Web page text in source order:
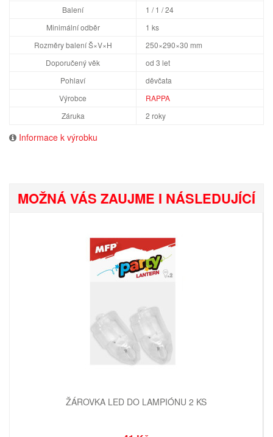
Balení
1 / 1 / 24
Minimální odběr
1 ks
Rozměry balení Š×V×H
250×290×30 mm
Doporučený věk
od 3 let
Pohlaví
děvčata
Výrobce
RAPPA
Záruka
2 roky
Informace k výrobku
MOŽNÁ VÁS ZAUJME I NÁSLEDUJÍCÍ
ŽÁROVKA LED DO LAMPIÓNU 2 KS